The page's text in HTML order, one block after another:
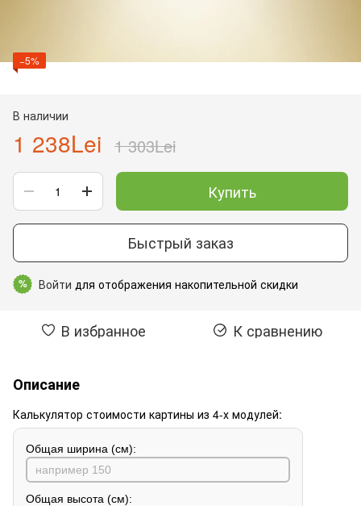
−5%
В наличии
1 238Lei 1 303Lei
Купить
Быстрый заказ
% Войти для отображения накопительной скидки
В избранное К сравнению
Описание
Калькулятор стоимости картины из 4-х модулей:
Общая ширина (см):
Общая высота (см):